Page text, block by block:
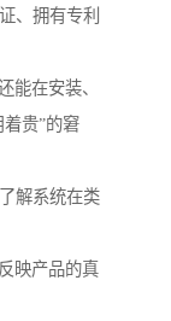
、拥有专利
能在安装、
贵”的窘
解系统在类
映产品的真